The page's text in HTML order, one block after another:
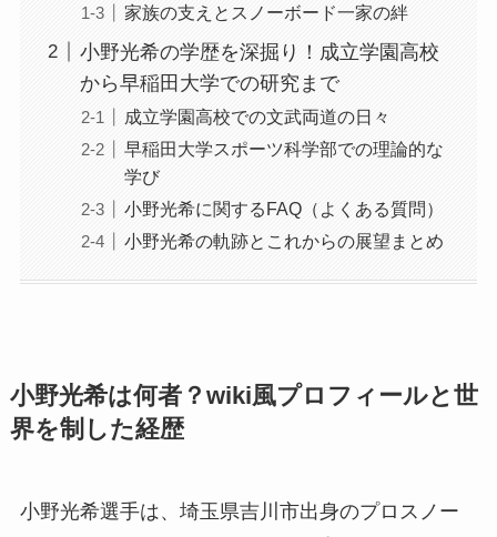
家族の支えとスノーボード一家の絆
小野光希の学歴を深掘り！成立学園高校
から早稲田大学での研究まで
成立学園高校での文武両道の日々
早稲田大学スポーツ科学部での理論的な
学び
小野光希に関するFAQ（よくある質問）
小野光希の軌跡とこれからの展望まとめ
小野光希は何者？wiki風プロフィールと世
界を制した経歴
小野光希選手は、埼玉県吉川市出身のプロスノー